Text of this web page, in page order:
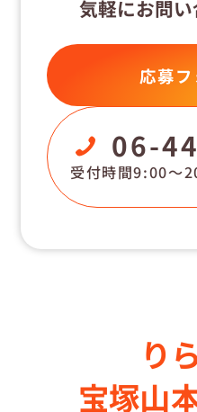
気軽にお問
応募
06-
受付時間9:00〜
り
宝塚山